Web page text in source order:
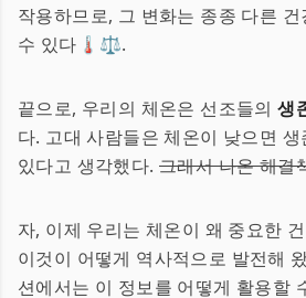
작용하므로, 그 변화는 종종 다른
수 있다🌡️⚖️.
끝으로, 우리의 체온은 선조들의생
다. 고대 사람들은 체온이 낮으면
있다고 생각했다. 그래서 나온 해결
자, 이제 우리는 체온이 왜 중요한
이것이 어떻게 역사적으로 발전해
션에서는 이 정보를 어떻게 활용할